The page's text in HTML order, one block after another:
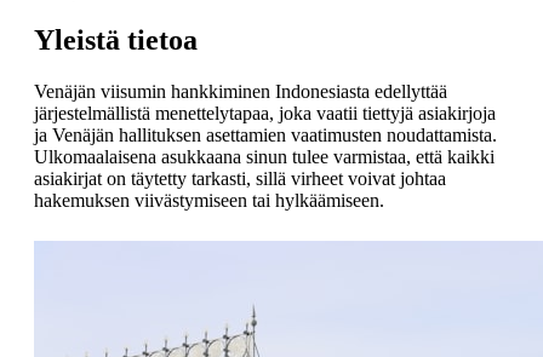
Yleistä tietoa
Venäjän viisumin hankkiminen Indonesiasta edellyttää
järjestelmällistä menettelytapaa, joka vaatii tiettyjä asiakirjoja
ja Venäjän hallituksen asettamien vaatimusten noudattamista.
Ulkomaalaisena asukkaana sinun tulee varmistaa, että kaikki
asiakirjat on täytetty tarkasti, sillä virheet voivat johtaa
hakemuksen viivästymiseen tai hylkäämiseen.